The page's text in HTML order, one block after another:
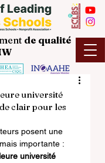
de qualité
université
clair pour les
posent une
importante :
université